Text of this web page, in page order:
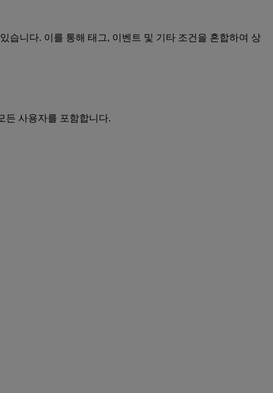
습니다. 이를 통해 태그, 이벤트 및 기타 조건을 혼합하여 상
든 사용자를 포함합니다.